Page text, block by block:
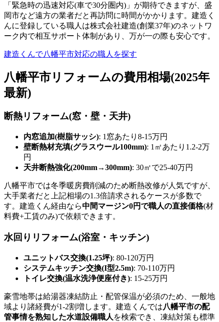
「緊急時の迅速対応(車で30分圏内)」が期待できますが、盛
岡市など遠方の業者だと再訪問に時間がかかります。建造く
んに登録している職人は株式会社建造(創業37年)のネットワ
ーク内で相互サポート体制があり、万が一の際も安心です。
建造くんで八幡平市対応の職人を探す
八幡平市リフォームの費用相場(2025年
最新)
断熱リフォーム(窓・壁・天井)
内窓追加(樹脂サッシ): 1窓あたり8-15万円
壁断熱材充填(グラスウール100mm): 1㎡あたり1.2-2万
円
天井断熱強化(200mm→300mm): 30㎡で25-40万円
八幡平市では冬季暖房費削減のため断熱改修が人気ですが、
大手業者だと上記相場の1.3倍請求されるケースが多数で
す。建造くん経由なら中間マージン0円で職人の直接価格(材
料費+工賃のみ)で依頼できます。
水回りリフォーム(浴室・キッチン)
ユニットバス交換(1.25坪): 80-120万円
システムキッチン交換(I型2.5m): 70-110万円
トイレ交換(温水洗浄便座付き): 15-25万円
豪雪地帯は給湯器凍結防止・配管保温が必須のため、一般地
域より諸経費が1-2割増します。建造くんでは八幡平市の配
管事情を熟知した水道設備職人 を検索でき、凍結対策も標準